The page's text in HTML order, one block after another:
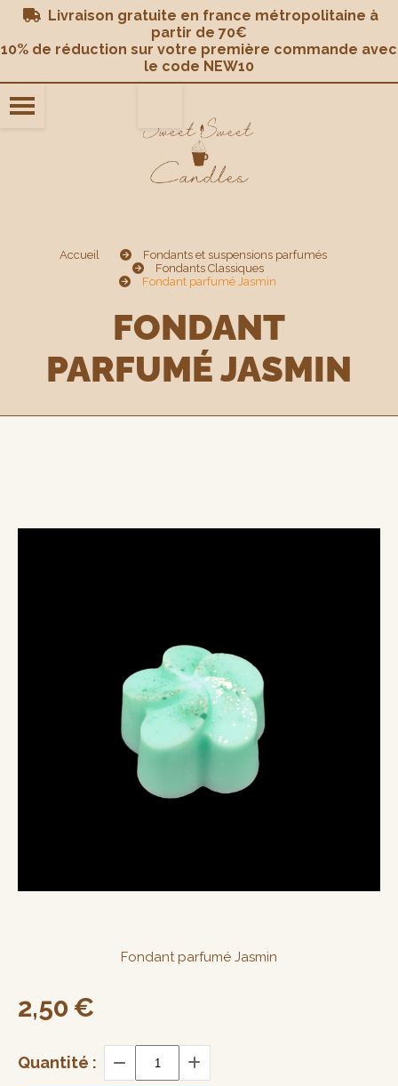
 Livraison gratuite en france métropolitaine à
partir de 70€
10% de réduction sur votre première commande avec
le code NEW10
Accueil
Fondants et suspensions parfumés
Fondants Classiques
Fondant parfumé Jasmin
FONDANT
PARFUMÉ JASMIN
Fondant parfumé Jasmin
2,50 €
Quantité :
Panneau de gestion des cookies